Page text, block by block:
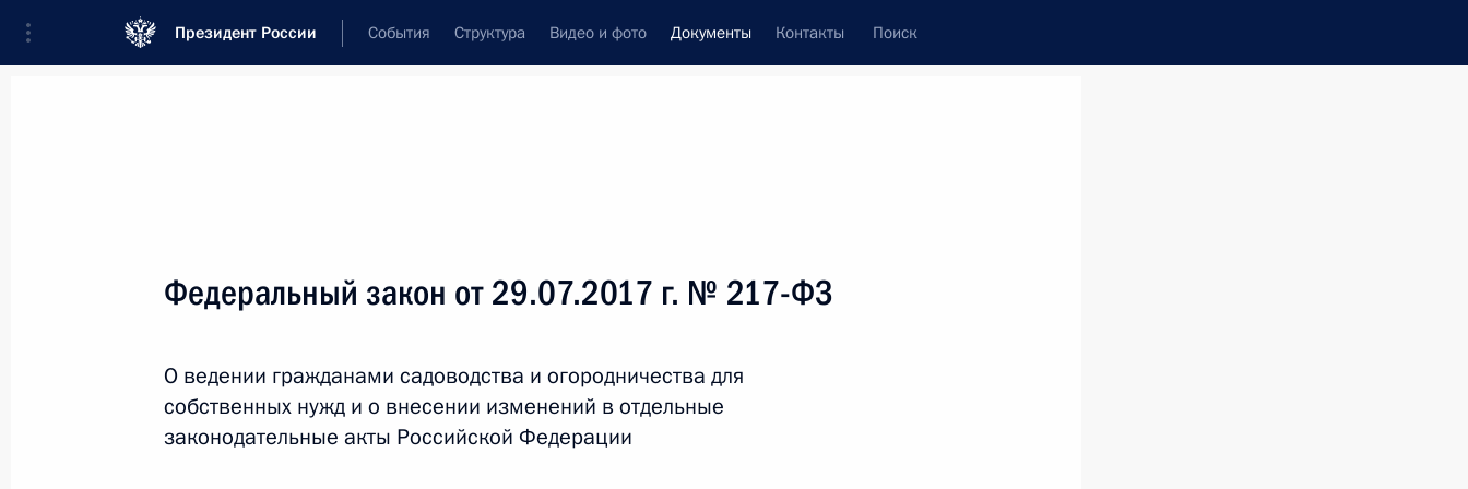
Президент России События Структура Видео и фото Документы Контакты Поиск
Текст в документе
Вид документа
Все
Федеральный закон от 29.07.2017 г. № 217-ФЗ
О ведении гражданами садоводства и огородничества для
собственных нужд и о внесении изменений в отдельные
законодательные акты Российской Федерации